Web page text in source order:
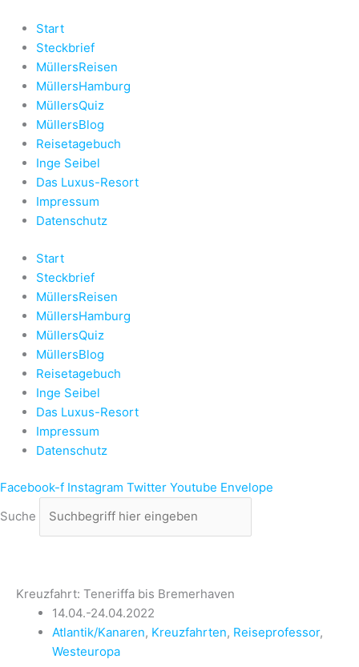
Inhalt
springen
Start
Steckbrief
MüllersReisen
MüllersHamburg
MüllersQuiz
MüllersBlog
Reisetagebuch
Inge Seibel
Das Luxus-Resort
Impressum
Datenschutz
Start
Steckbrief
MüllersReisen
MüllersHamburg
MüllersQuiz
MüllersBlog
Reisetagebuch
Inge Seibel
Das Luxus-Resort
Impressum
Datenschutz
Facebook-f Instagram Twitter Youtube Envelope
Suche
Kreuzfahrt: Teneriffa bis Bremerhaven
14.04.-24.04.2022
Atlantik/Kanaren, Kreuzfahrten, Reiseprofessor,
Westeuropa